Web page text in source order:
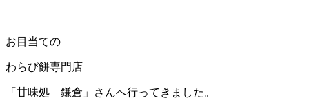
お目当ての
わらび餅専門店
「甘味処 鎌倉」さんへ行ってきました。